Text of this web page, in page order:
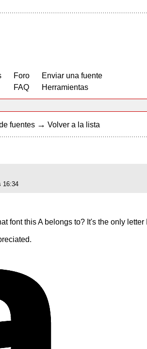
Foro
FAQ
Enviar una fuente
Herramientas
fuentes → Volver a la lista
16:34
font this A belongs to? It's the only